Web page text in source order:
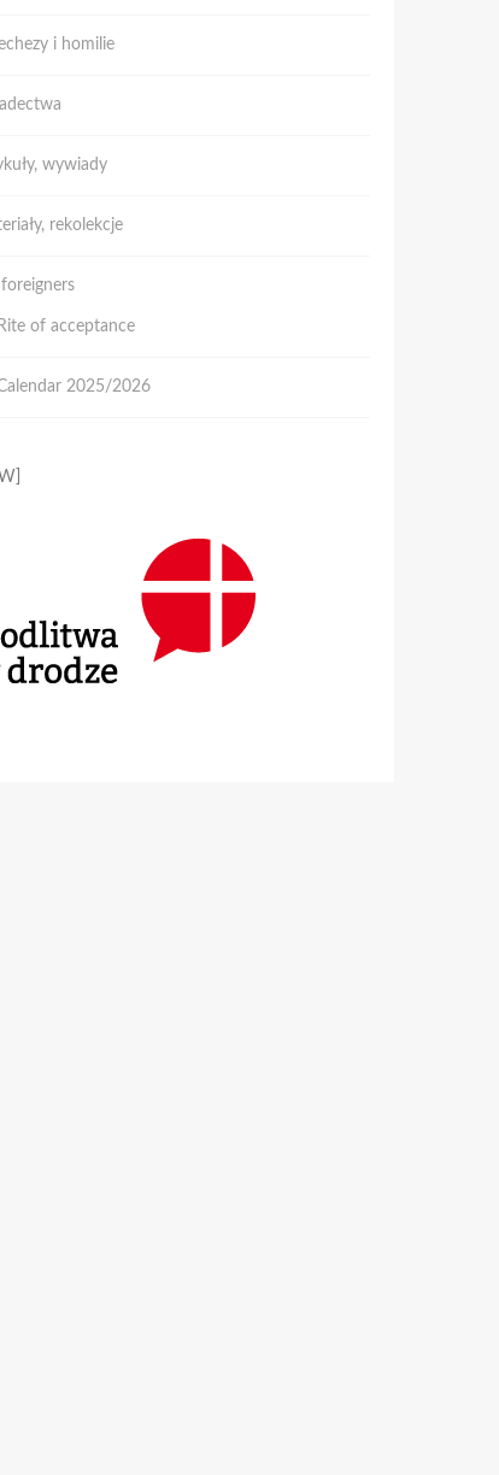
i homilie
wywiady
rekolekcje
foreigners
Rite of acceptance
2025/2026